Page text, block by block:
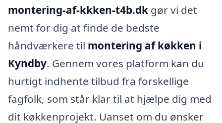
montering-af-kkken-t4b.dk gør vi det
nemt for dig at finde de bedste
håndværkere til montering af køkken i
Kyndby. Gennem vores platform kan du
hurtigt indhente tilbud fra forskellige
fagfolk, som står klar til at hjælpe dig med
dit køkkenprojekt. Uanset om du ønsker